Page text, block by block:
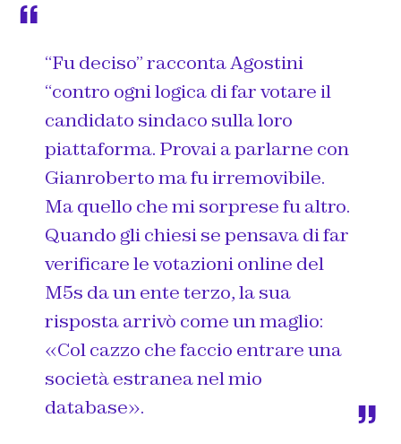
“Fu deciso” racconta Agostini
“contro ogni logica di far votare il
candidato sindaco sulla loro
piattaforma. Provai a parlarne con
Gianroberto ma fu irremovibile.
Ma quello che mi sorprese fu altro.
Quando gli chiesi se pensava di far
verificare le votazioni online del
M5s da un ente terzo, la sua
risposta arrivò come un maglio:
«Col cazzo che faccio entrare una
società estranea nel mio
database».